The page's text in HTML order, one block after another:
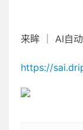
来眸 ｜ AI自
https://